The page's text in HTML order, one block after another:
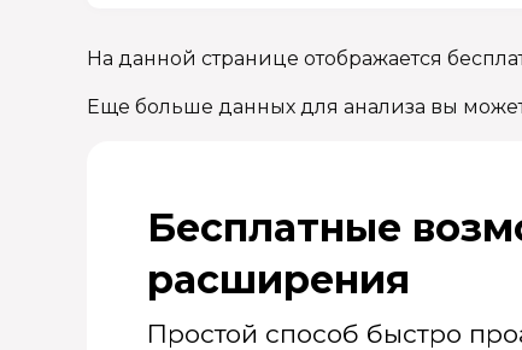
На данной странице отображается
Еще больше данных для анализа вы
Бесплатные
расширения
Простой способ быстро